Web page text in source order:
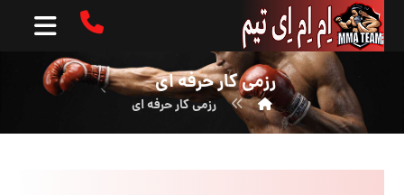
رزمی کار حرفه ای
رزمی کار حرفه ای